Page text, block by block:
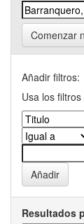
Comenzar
Añadir filtros:
Usa los
Resultados